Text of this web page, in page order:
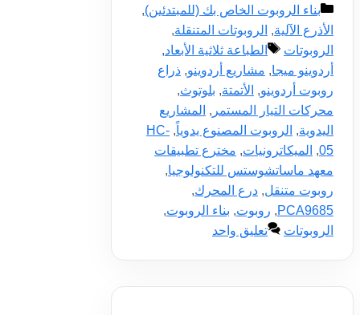
التصنيفات
بناء الروبوت الخاص بك (للمبتدئين),
الأذرع الآلية, الروبوتات المتنقلة,
الروبوتات
الوسوم
الطباعة ثلاثية الأبعاد,
أردوينو ميجا, مشاريع أردوينو, ذراع
روبوت أردوينو, الأتمتة, بلوتوث,
محركات التيار المستمر , المشاريع
اليدوية, الروبوت المصنوع يدوياً,
HC-
05
, الميكاترونيات, مخترع تطبيقات
معهد ماساتشوستس للتكنولوجيا,
روبوت متنقل, درع المحرك,
PCA9685
, روبوت, بناء الروبوت,
الروبوتات
تعليق واحد